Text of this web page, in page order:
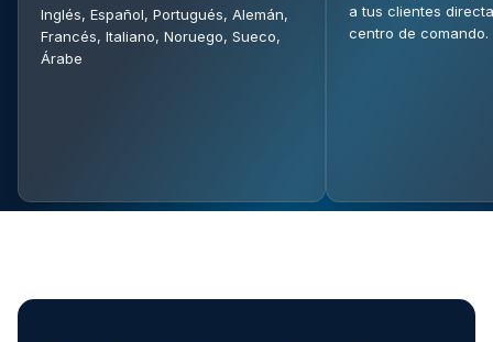
Inglés, Español, Portugués, Alemán,
Francés, Italiano, Noruego, Sueco,
Árabe
a tus clientes
centro de comando.